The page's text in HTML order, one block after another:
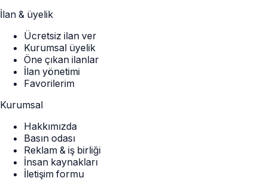
İlan & üyelik
Ücretsiz ilan ver
Kurumsal üyelik
Öne çıkan ilanlar
İlan yönetimi
Favorilerim
Kurumsal
Hakkımızda
Basın odası
Reklam & iş birliği
İnsan kaynakları
İletişim formu